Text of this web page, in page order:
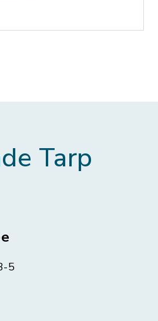
Tarp
5